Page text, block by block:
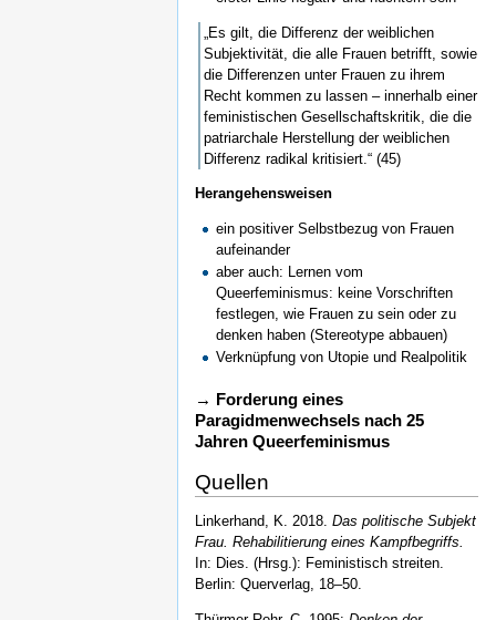
„Es gilt, die Differenz der weiblichen
Subjektivität, die alle Frauen betrifft, sowie
die Differenzen unter Frauen zu ihrem
Recht kommen zu lassen – innerhalb einer
feministischen Gesellschaftskritik, die die
patriarchale Herstellung der weiblichen
Differenz radikal kritisiert.“ (45)
Herangehensweisen
ein positiver Selbstbezug von Frauen
aufeinander
aber auch: Lernen vom
Queerfeminismus: keine Vorschriften
festlegen, wie Frauen zu sein oder zu
denken haben (Stereotype abbauen)
Verknüpfung von Utopie und Realpolitik
→ Forderung eines
Paragidmenwechsels nach 25
Jahren Queerfeminismus
Quellen
Linkerhand, K. 2018. Das politische Subjekt
Frau. Rehabilitierung eines Kampfbegriffs.
In: Dies. (Hrsg.): Feministisch streiten.
Berlin: Querverlag, 18–50.